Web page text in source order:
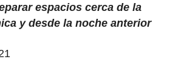
espacios cerca de la
y desde la noche anterior